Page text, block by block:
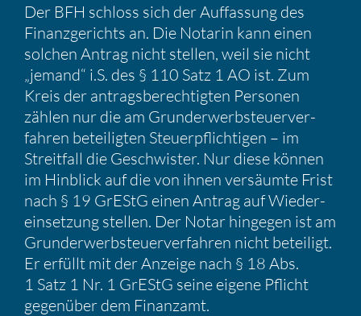
Der BFH schloss sich der Auffas­sung des
Finanz­ge­richts an. Die Notarin kann einen
solchen Antrag nicht stellen, weil sie nicht
„jemand“ i.S. des § 110 Satz 1 AO ist. Zum
Kreis der antrags­be­rech­tigten Personen
zählen nur die am Grund­er­werb­steu­er­ver­
fahren betei­ligten Steuer­pflich­tigen – im
Streit­fall die Geschwister. Nur diese können
im Hinblick auf die von ihnen versäumte Frist
nach § 19 GrEStG einen Antrag auf Wieder­
ein­set­zung stellen. Der Notar hingegen ist am
Grund­er­werb­steu­er­ver­fahren nicht betei­ligt.
Er erfüllt mit der Anzeige nach § 18 Abs.
1 Satz 1 Nr. 1 GrEStG seine eigene Pflicht
gegen­über dem Finanzamt.